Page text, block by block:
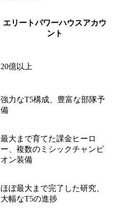
エリートパワーハウスアカウ
ント
20億以上
強力なT5構成、豊富な部隊予
備
最大まで育てた課金ヒーロ
ー、複数のミシックチャンピ
オン装備
ほぼ最大まで完了した研究、
大幅なT5の進捗